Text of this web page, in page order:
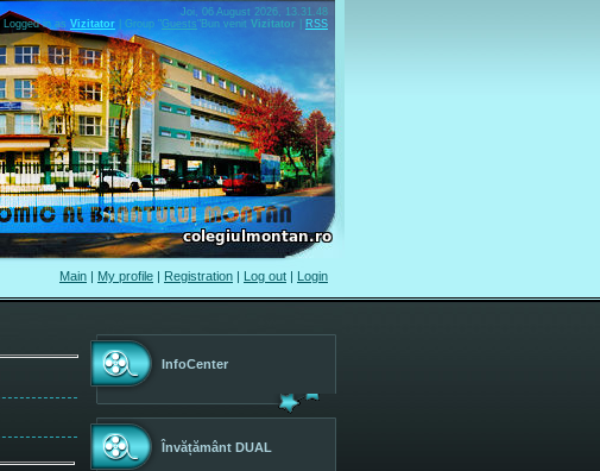
Joi, 06 August 2026, 13.31.48
Logged in as Vizitator Group "Guests" Bun venit Vizitator RSS
Main | My profile | Registration | Log out | Login
InfoCenter
Învățământ DUAL